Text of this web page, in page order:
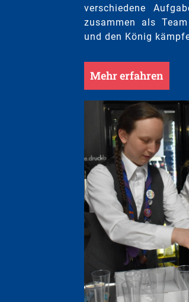
verschiedene
zusammen als
und den König
Mehr erfahren